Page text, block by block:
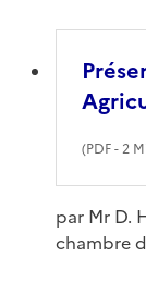
(PDF- 2
par Mr D.
chambre